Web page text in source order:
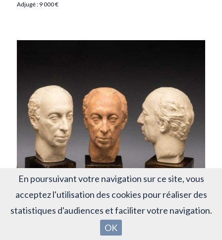
En poursuivant votre navigation sur ce site, vous
acceptez l'utilisation des cookies pour réaliser des
statistiques d'audiences et faciliter votre navigation.
OK
Adjugé : 9 000 €
Lot 283